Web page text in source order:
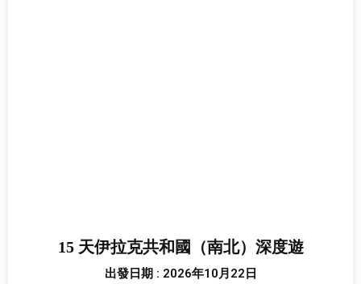
15 天伊拉克共和國（南北）深度遊
出發日期 : 2026年10月22日